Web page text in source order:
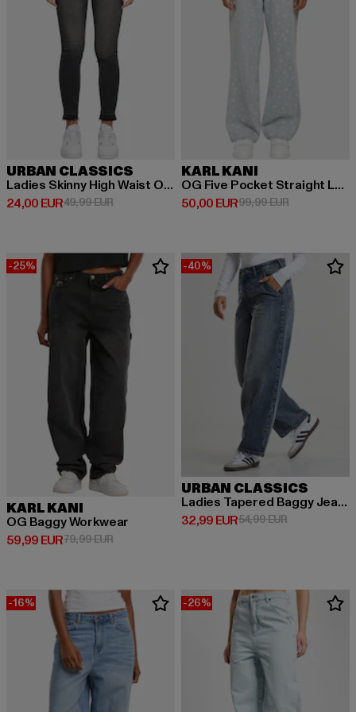
URBAN CLASSICS
Ladies Skinny High Waist Open Hem Jeans
24,00 EUR
Derzeitiger Preis: 24,00 EUR
49,99 EURAktionspreis: 49,99 EUR
KARL KANI
OG Five Pocket Straight Leg
50,00 EUR
Derzeitiger Preis: 50,00 EUR
99,99 EURAktionspreis:
-25%
KARL KANI
OG Baggy Workwear
59,99 EUR
Derzeitiger Preis: 59,99 EUR
79,99 EURAktionspreis: 79,99 EUR
-40%
URBAN CLASSICS
Ladies Tapered Baggy Jeans
32,99 EUR
Derzeitiger Preis: 32,99 EUR
54,99 EURAktionspreis:
-16% -26%